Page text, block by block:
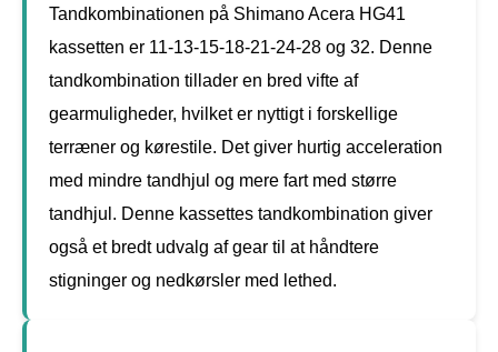
Tandkombinationen på Shimano Acera HG41
kassetten er 11-13-15-18-21-24-28 og 32. Denne
tandkombination tillader en bred vifte af
gearmuligheder, hvilket er nyttigt i forskellige
terræner og kørestile. Det giver hurtig acceleration
med mindre tandhjul og mere fart med større
tandhjul. Denne kassettes tandkombination giver
også et bredt udvalg af gear til at håndtere
stigninger og nedkørsler med lethed.